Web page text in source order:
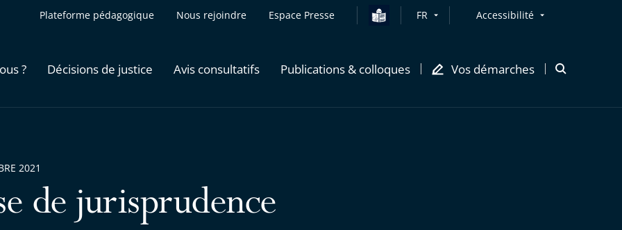
Plateforme pédagogique Nous rejoindre Espace Presse FR Accessibilité
? Décisions de justice Avis consultatifs Publications & colloques Vos démarches
Ouvrir
de jurisprudence
2021